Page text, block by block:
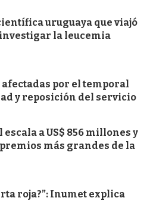
uruguaya que viajó
investigar la leucemia
afectadas por el temporal
y reposición del servicio
a US$ 856 millones y
más grandes de la
roja?”: Inumet explica